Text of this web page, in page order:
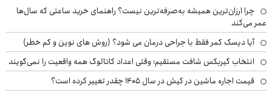
چرا ارزان‌ترین همیشه به‌صرفه‌ترین نیست؟ راهنمای خرید ساعتی که سال‌ها
عمر می‌کند
آیا دیسک کمر فقط با جراحی درمان می شود؟ (روش های نوین و کم خطر)
انتخاب گیربکس شافت مستقیم؛ وقتی اعداد کاتالوگ همه واقعیت را نمی‌گویند
قیمت اجاره ماشین در کیش در سال ۱۴۰۵ چقدر تغییر کرده است؟